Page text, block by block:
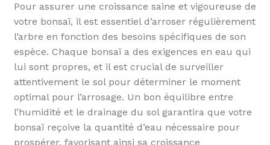
Pour assurer une croissance saine et vigoureuse de
votre bonsaï, il est essentiel d’arroser régulièrement
l’arbre en fonction des besoins spécifiques de son
espèce. Chaque bonsaï a des exigences en eau qui
lui sont propres, et il est crucial de surveiller
attentivement le sol pour déterminer le moment
optimal pour l’arrosage. Un bon équilibre entre
l’humidité et le drainage du sol garantira que votre
bonsaï reçoive la quantité d’eau nécessaire pour
prospérer, favorisant ainsi sa croissance